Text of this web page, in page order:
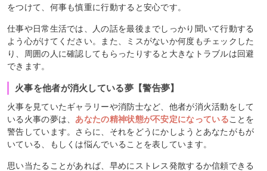
をつけて、何事も慎重に行動すると安心です。
仕事や日常生活では、人の話を最後までしっかり聞いて行動する
よう心がけてください。また、ミスがないか何度もチェックした
り、周囲の人に確認してもらったりすると大きなトラブルは回避
できます。
火事を他者が消火している夢【警告夢】
火事を見ていたギャラリーや消防士など、他者が消火活動をして
いる火事の夢は、 あなたの精神状態が不安定になっていることを
警告しています。さらに、それをどうにかしようとあなたがもが
いている、もしくは悩んでいることを表しています。
思い当たることがあれば、早めにストレス発散するか信頼できる